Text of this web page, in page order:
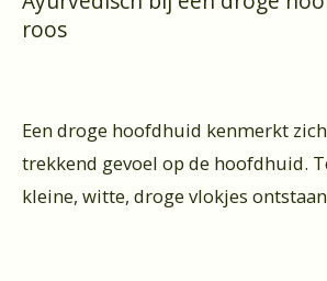
roos
Een droge hoofdhuid kenmerkt
trekkend gevoel op de hoofdhuid.
kleine, witte, droge vlokjes